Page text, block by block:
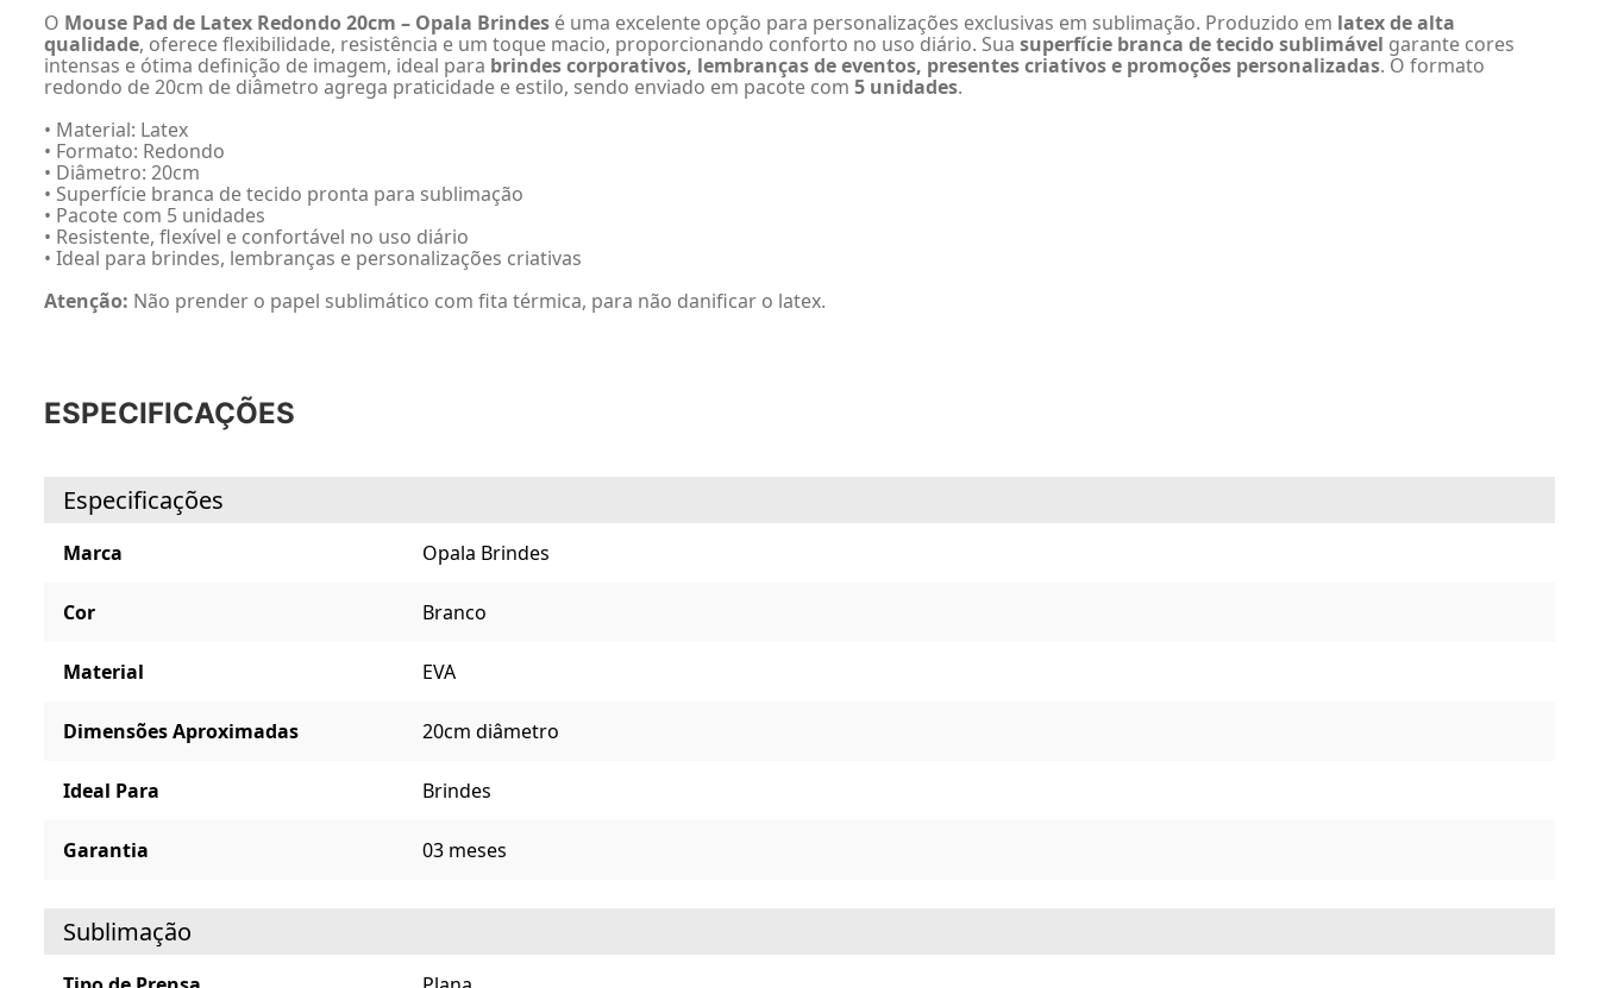
O Mouse Pad de Latex Redondo 20cm – Opala Brindes é uma excelente opção para personalizações exclusivas em sublimação. Produzido em latex de alta
qualidade, oferece flexibilidade, resistência e um toque macio, proporcionando conforto no uso diário. Sua superfície branca de tecido sublimável garante cores
intensas e ótima definição de imagem, ideal para brindes corporativos, lembranças de eventos, presentes criativos e promoções personalizadas. O formato
redondo de 20cm de diâmetro agrega praticidade e estilo, sendo enviado em pacote com 5 unidades.
• Material: Latex
• Formato: Redondo
• Diâmetro: 20cm
• Superfície branca de tecido pronta para sublimação
• Pacote com 5 unidades
• Resistente, flexível e confortável no uso diário
• Ideal para brindes, lembranças e personalizações criativas
Atenção: Não prender o papel sublimático com fita térmica, para não danificar o latex.
ESPECIFICAÇÕES
Especificações
Marca Opala Brindes
Cor Branco
Material EVA
Dimensões Aproximadas 20cm diâmetro
Ideal Para Brindes
Garantia 03 meses
Sublimação